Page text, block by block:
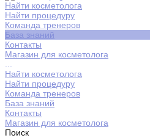
Найти косметолога
Найти процедуру
Команда тренеров
База знаний
Контакты
Магазин для косметолога
Найти косметолога
Найти процедуру
Команда тренеров
База знаний
Контакты
Магазин для косметолога
Поиск